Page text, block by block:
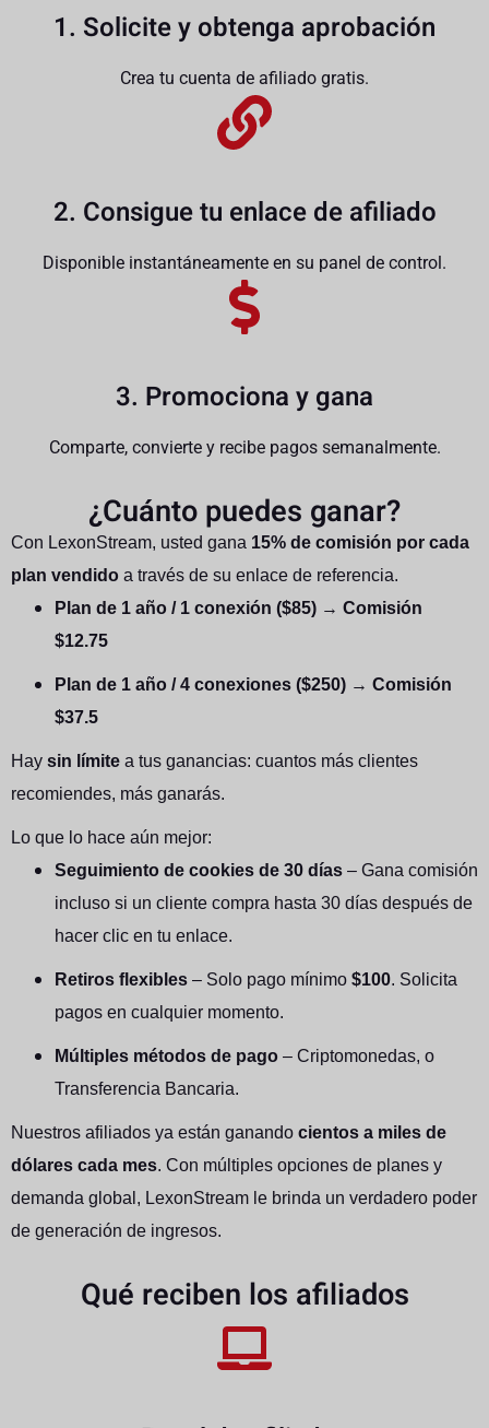
1. Solicite y obtenga aprobación
Crea tu cuenta de afiliado gratis.
2. Consigue tu enlace de afiliado
Disponible instantáneamente en su panel de control.
3. Promociona y gana
Comparte, convierte y recibe pagos semanalmente.
¿Cuánto puedes ganar?
Con LexonStream, usted gana 15% de comisión por cada
plan vendido a través de su enlace de referencia.
Plan de 1 año / 1 conexión ($85) → Comisión
$12.75
Plan de 1 año / 4 conexiones ($250) → Comisión
$37.5
Hay sin límite a tus ganancias: cuantos más clientes
recomiendes, más ganarás.
Lo que lo hace aún mejor:
Seguimiento de cookies de 30 días – Gana comisión
incluso si un cliente compra hasta 30 días después de
hacer clic en tu enlace.
Retiros flexibles – Solo pago mínimo $100. Solicita
pagos en cualquier momento.
Múltiples métodos de pago – Criptomonedas, o
Transferencia Bancaria.
Nuestros afiliados ya están ganando cientos a miles de
dólares cada mes. Con múltiples opciones de planes y
demanda global, LexonStream le brinda un verdadero poder
de generación de ingresos.
Qué reciben los afiliados